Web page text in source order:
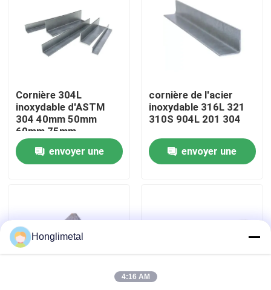
Vidéos
Au sujet de nous
Visite d'usine
Contrôle de qualité
Cas
bobine d'acier inoxydable
Cornière 304L
inoxydable d'ASTM
304 40mm 50mm
60mm 75mm
envoyer une
cornière de l'acier
inoxydable 316L 321
310S 904L 201 304
envoyer une
Honglimetal
4:16 AM